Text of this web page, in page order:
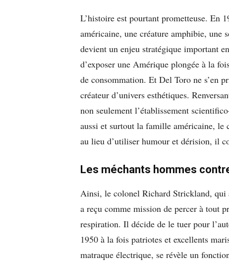
L’histoire est pourtant prometteuse. En
américaine, une créature amphibie, une
devient un enjeu stratégique important
d’exposer une Amérique plongée à la
de consommation. Et Del Toro ne s’en
créateur d’univers esthétiques.
non seulement l’établissement
aussi et surtout la famille américaine,
au lieu d’utiliser humour et dérision, il
Les méchants hommes
Ainsi, le colonel Richard Strickland, qui
a reçu comme mission de percer à tout
respiration. Il décide de le tuer pour
1950 à la fois patriotes et excellents
matraque électrique, se révèle un